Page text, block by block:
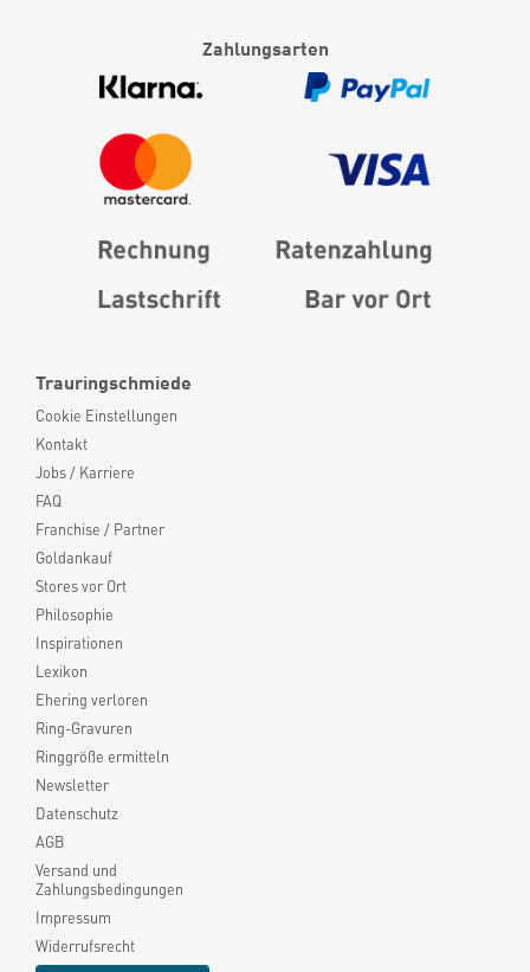
Trauringschmiede
Cookie Einstellungen
Kontakt
Jobs / Karriere
FAQ
Franchise / Partner
Goldankauf
Stores vor Ort
Philosophie
Inspirationen
Lexikon
Ehering verloren
Ring-Gravuren
Ringgröße ermitteln
Newsletter
Datenschutz
AGB
Versand und
Zahlungsbedingungen
Impressum
Widerrufsrecht
Zahlungsarten